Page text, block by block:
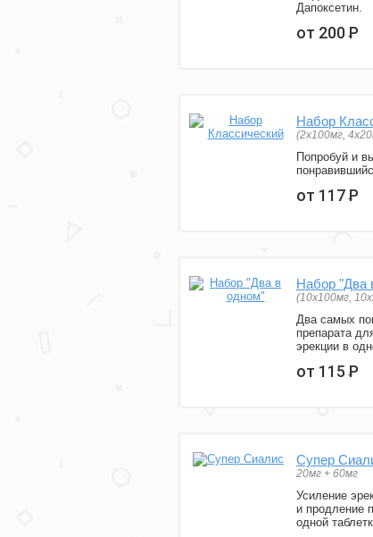
Дапоксетин.
от 200Р
Набор
(2x100мг,
Попробуй и
от 117Р
Набор "Два
(10x100мг,
Два самых
препарата
эрекции в
от 115Р
Супер
20мг + 60мг
Усиление
и продление
одной